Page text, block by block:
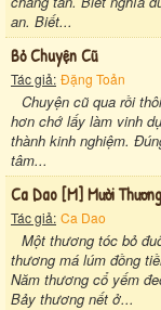
an. Biết...
Bỏ Chuyện Cũ
Tác giả: Đặng Toản
Chuyện cũ qua rồi
hơn chớ lấy làm vinh
thành kinh nghiệm.
tâm...
Ca Dao [m] Mười Thương
Tác giả: Ca Dao
Một thương tóc bỏ
thương má lúm đồng
Năm thương cổ yếm
Bảy thương nết ở...